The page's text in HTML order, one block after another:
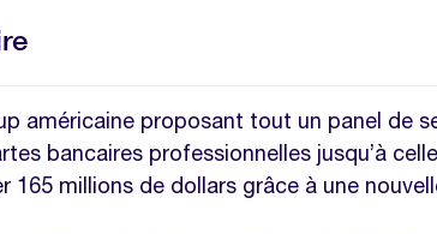
de calcul des frais kilométriques
de note de frais excel
américaine proposant tout un panel de
bancaires professionnelles jusqu’à
165 millions de dollars grâce à une